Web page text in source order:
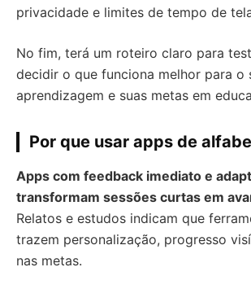
privacidade e limites de tempo de
No fim, terá um roteiro claro para
decidir o que funciona melhor para o
aprendizagem e suas metas em
Por que usar apps de
Apps com feedback imediato e
transformam sessões curtas em
Relatos e estudos indicam que
trazem personalização, progresso
nas metas.